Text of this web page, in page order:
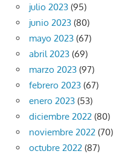
julio 2023 (95)
junio 2023 (80)
mayo 2023 (67)
abril 2023 (69)
marzo 2023 (97)
febrero 2023 (67)
enero 2023 (53)
diciembre 2022 (80)
noviembre 2022 (70)
octubre 2022 (87)